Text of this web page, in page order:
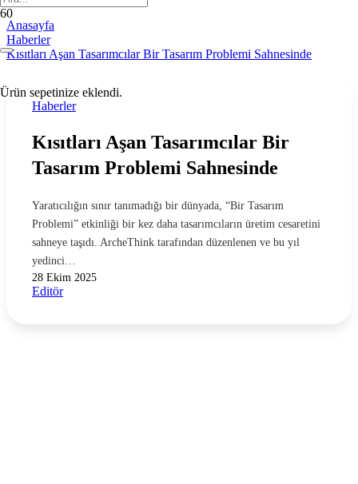
Ürün sepetinize eklendi.
Anasayfa
Haberler
Kısıtları Aşan Tasarımcılar Bir Tasarım Problemi Sahnesinde
Haberler
Kısıtları Aşan Tasarımcılar Bir
Tasarım Problemi Sahnesinde
Yaratıcılığın sınır tanımadığı bir dünyada, “Bir Tasarım
Problemi” etkinliği bir kez daha tasarımcıların üretim cesaretini
sahneye taşıdı. ArcheThink tarafından düzenlenen ve bu yıl
yedinci…
28 Ekim 2025
Editör